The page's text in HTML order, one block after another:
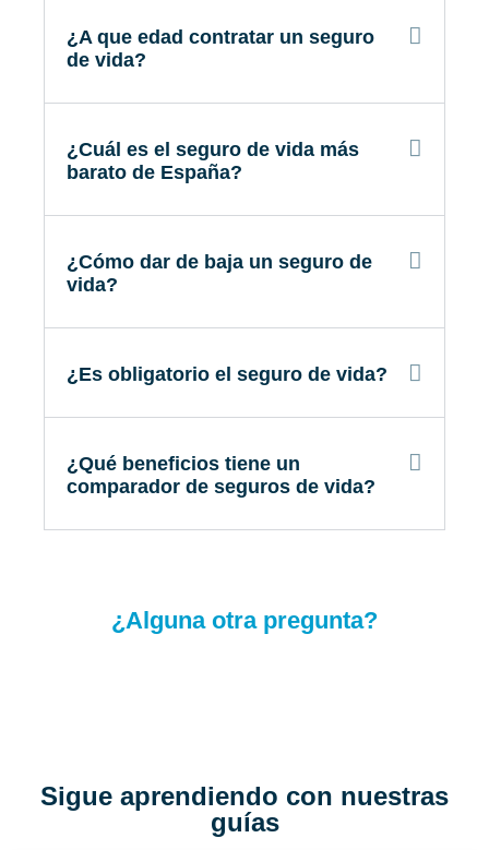
¿A que edad contratar un seguro
de vida?
¿Cuál es el seguro de vida más
barato de España?
¿Cómo dar de baja un seguro de
vida?
¿Es obligatorio el seguro de vida?
¿Qué beneficios tiene un
comparador de seguros de vida?
¿Alguna otra pregunta?
Sigue aprendiendo con nuestras
guías